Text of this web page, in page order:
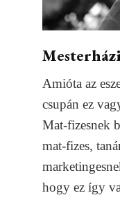
Amióta az
csupán ez
Mat-fizesnek
mat-fizes,
hogy ez így